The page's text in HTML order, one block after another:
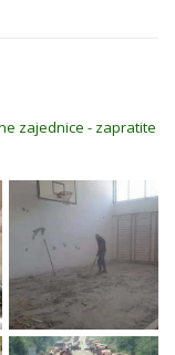
zajednice - zapratite